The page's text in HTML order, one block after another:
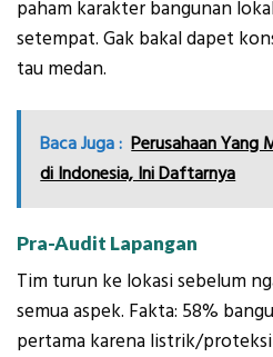
paham karakter bangunan
setempat. Gak bakal dapet
tau medan.
Baca Juga : Perusahaan Yang
di Indonesia, Ini Daftarnya
Pra-Audit Lapangan
Tim turun ke lokasi sebelum
semua aspek. Fakta: 58%
pertama karena listrik/